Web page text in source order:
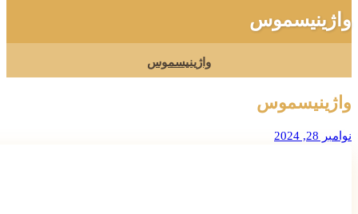
واژینیسموس
واژینیسموس
واژینیسموس
نوامبر 28, 2024